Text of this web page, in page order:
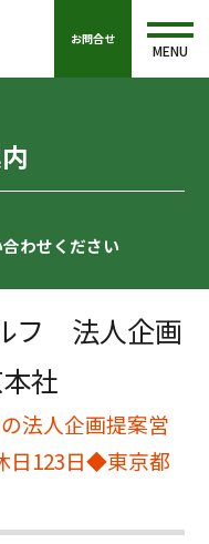
お問合せ
MENU
わせください
フ 法人企画
社
法人企画提案営
日123日◆東京都